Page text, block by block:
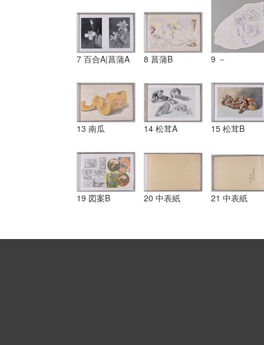
7 百合A|菖蒲A 8 菖蒲B 9 －
13 南瓜 14 松茸A 15 松茸B
19 図案B 20 中表紙 21 中表紙